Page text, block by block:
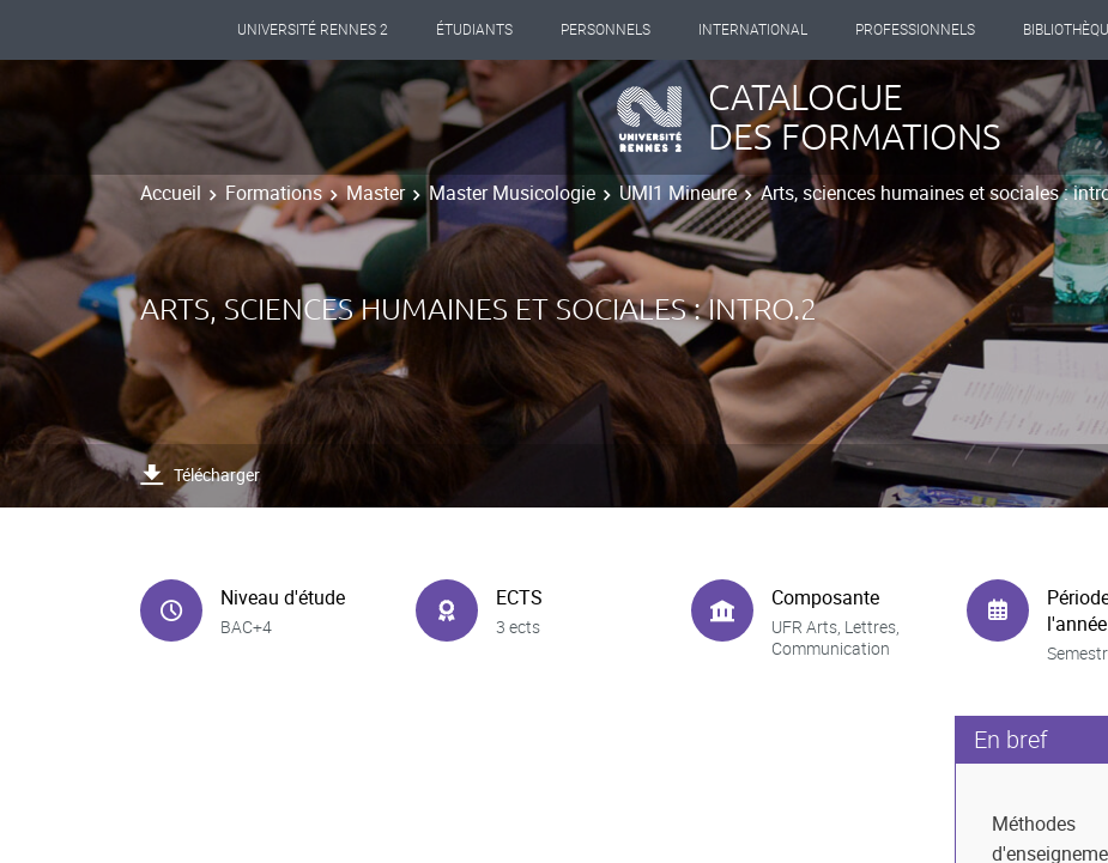
UNIVERSITÉ RENNES 2 ÉTUDIANTS PERSONNELS INTERNATIONAL PROFESSIONNELS
CATALOGUE
DES FORMATIONS
Accueil Formations Master Master Musicologie UMI1 Mineure Arts, sciences humaines et sociales :
ARTS, SCIENCES HUMAINES ET SOCIALES : INTRO.2
Télécharger
Niveau d'étude
BAC+4
ECTS
3 ects
Composante
UFR Arts, Lettres,
Communication
l'année
En bref
Méthodes